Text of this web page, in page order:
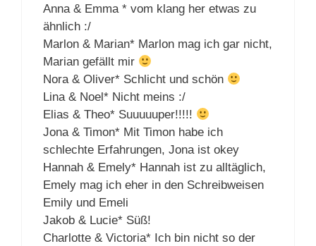
Anna & Emma * vom klang her etwas zu
ähnlich :/
Marlon & Marian* Marlon mag ich gar nicht,
Marian gefällt mir
Nora & Oliver* Schlicht und schön
Lina & Noel* Nicht meins :/
Elias & Theo* Suuuuuper!!!!!
Jona & Timon* Mit Timon habe ich
schlechte Erfahrungen, Jona ist okey
Hannah & Emely* Hannah ist zu alltäglich,
Emely mag ich eher in den Schreibweisen
Emily und Emeli
Jakob & Lucie* Süß!
Charlotte & Victoria* Ich bin nicht so der